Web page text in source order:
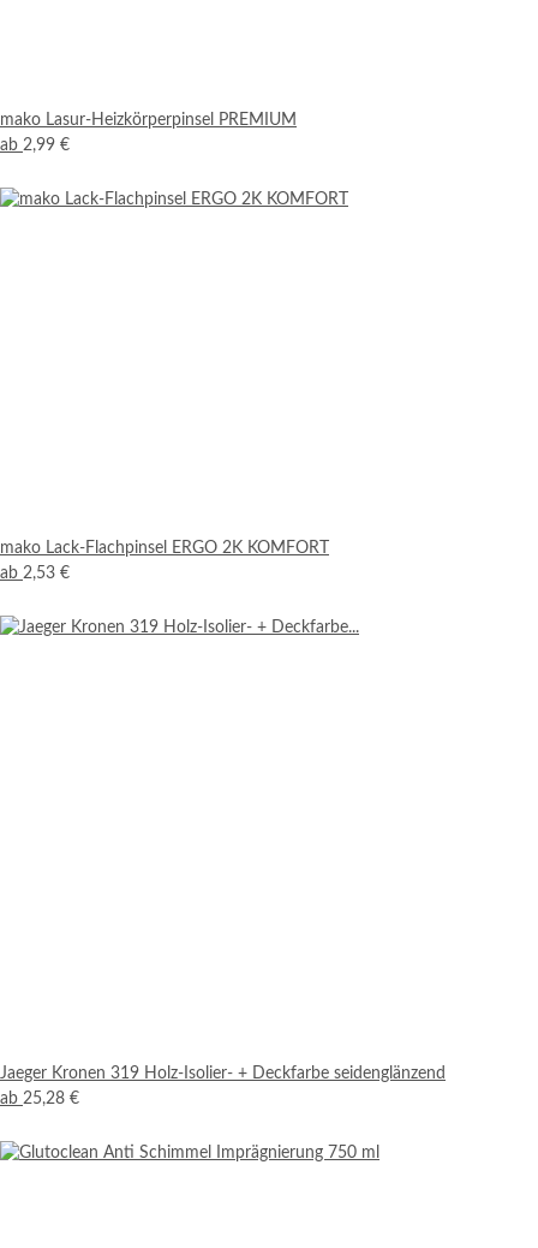
mako Lasur-Heizkörperpinsel PREMIUM
ab 2,99 €
mako Lack-Flachpinsel ERGO 2K KOMFORT
ab 2,53 €
Jaeger Kronen 319 Holz-Isolier- + Deckfarbe seidenglänzend
ab 25,28 €